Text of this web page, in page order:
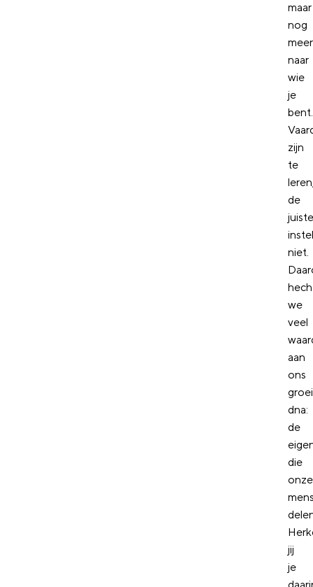
maar
nog
meer
naar
wie
je
bent.
zijn
te
de
juiste
niet.
we
veel
aan
ons
dna:
de
die
onze
jij
je